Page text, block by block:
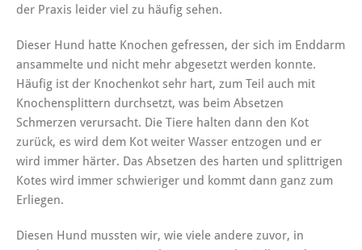
der Praxis leider viel zu häufig sehen.
Dieser Hund hatte Knochen gefressen, der sich im Enddarm
ansammelte und nicht mehr abgesetzt werden konnte.
Häufig ist der Knochenkot sehr hart, zum Teil auch mit
Knochensplittern durchsetzt, was beim Absetzen
Schmerzen verursacht. Die Tiere halten dann den Kot
zurück, es wird dem Kot weiter Wasser entzogen und er
wird immer härter. Das Absetzen des harten und splittrigen
Kotes wird immer schwieriger und kommt dann ganz zum
Erliegen.
Diesen Hund mussten wir, wie viele andere zuvor, in